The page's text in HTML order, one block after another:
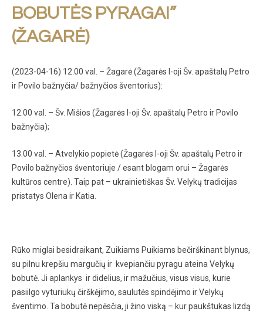
BOBUTĖS PYRAGAI”
(ŽAGARĖ)
(2023-04-16) 12.00 val. – Žagarė (Žagarės I-oji Šv. apaštalų Petro
ir Povilo bažnyčia/ bažnyčios šventorius):
12.00 val. – Šv. Mišios (Žagarės I-oji Šv. apaštalų Petro ir Povilo
bažnyčia);
13.00 val. – Atvelykio popietė (Žagarės I-oji Šv. apaštalų Petro ir
Povilo bažnyčios šventoriuje / esant blogam orui – Žagarės
kultūros centre). Taip pat – ukrainietiškas Šv. Velykų tradicijas
pristatys Olena ir Katia.
Rūko miglai besidraikant, Zuikiams Puikiams bečirškinant blynus,
su pilnu krepšiu margučių ir kvepiančiu pyragu ateina Velykų
bobutė. Ji aplankys ir didelius, ir mažučius, visus visus, kurie
pasiilgo vyturiukų čirškėjimo, saulutės spindėjimo ir Velykų
šventimo. Ta bobutė nepėsčia, ji žino viską – kur paukštukas lizdą